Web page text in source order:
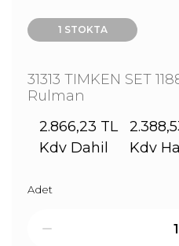
1 STOKTA
31313 TIMKEN SET
Rulman
2.866,23 TL
Kdv Dahil
Kdv
Adet